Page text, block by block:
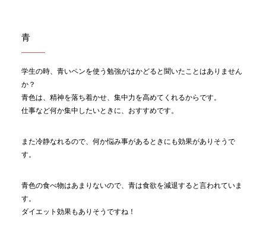
青
学生の時、青いペンを使う勉強がはかどると聞いたことはありません
か？
青色は、精神を落ち着かせ、集中力を高めてくれるからです。
仕事など何か集中したいときに、おすすめです。
また冷静なれるので、何か悩み事があるときにも効果がありそうで
す。
青色の食べ物はあまりないので、青は食欲を減退すると言われていま
す。
ダイエット効果もありそうですね！